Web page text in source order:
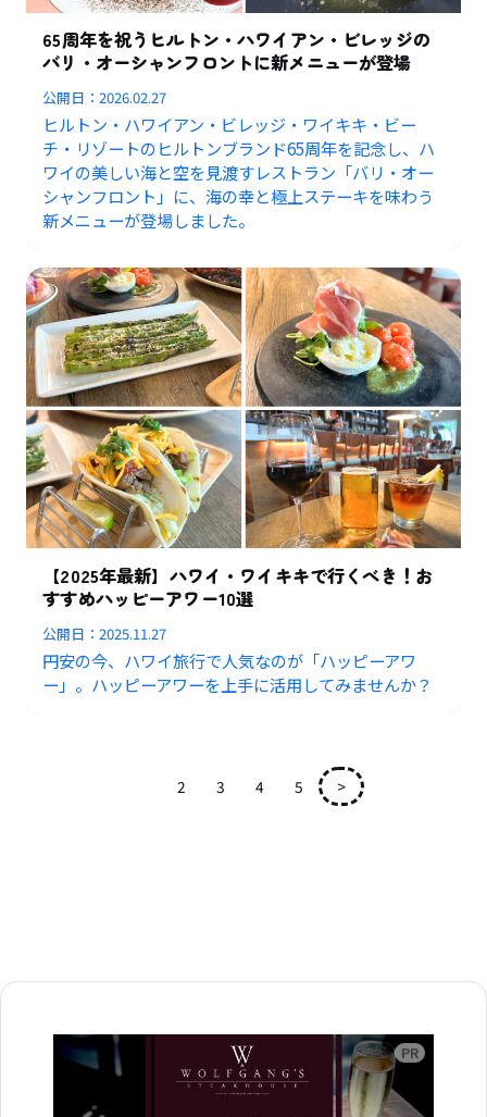
65周年を祝うヒルトン・ハワイアン・ビレッジの
バリ・オーシャンフロントに新メニューが登場
公開日：2026.02.27
ヒルトン・ハワイアン・ビレッジ・ワイキキ・ビー
チ・リゾートのヒルトンブランド65周年を記念し、ハ
ワイの美しい海と空を見渡すレストラン「バリ・オー
シャンフロント」に、海の幸と極上ステーキを味わう
新メニューが登場しました。
【2025年最新】ハワイ・ワイキキで行くべき！お
すすめハッピーアワー10選
公開日：2025.11.27
円安の今、ハワイ旅行で人気なのが「ハッピーアワ
ー」。ハッピーアワーを上手に活用してみませんか？
2 3 4 5 >
広告